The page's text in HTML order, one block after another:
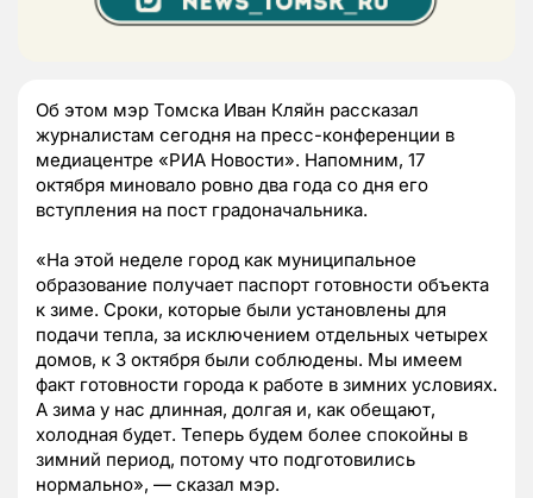
Об этом мэр Томска Иван Кляйн рассказал
журналистам сегодня на пресс-конференции в
медиацентре «РИА Новости». Напомним, 17
октября миновало ровно два года со дня его
вступления на пост градоначальника.
«На этой неделе город как муниципальное
образование получает паспорт готовности объекта
к зиме. Сроки, которые были установлены для
подачи тепла, за исключением отдельных четырех
домов, к 3 октября были соблюдены. Мы имеем
факт готовности города к работе в зимних условиях.
А зима у нас длинная, долгая и, как обещают,
холодная будет. Теперь будем более спокойны в
зимний период, потому что подготовились
нормально», — сказал мэр.